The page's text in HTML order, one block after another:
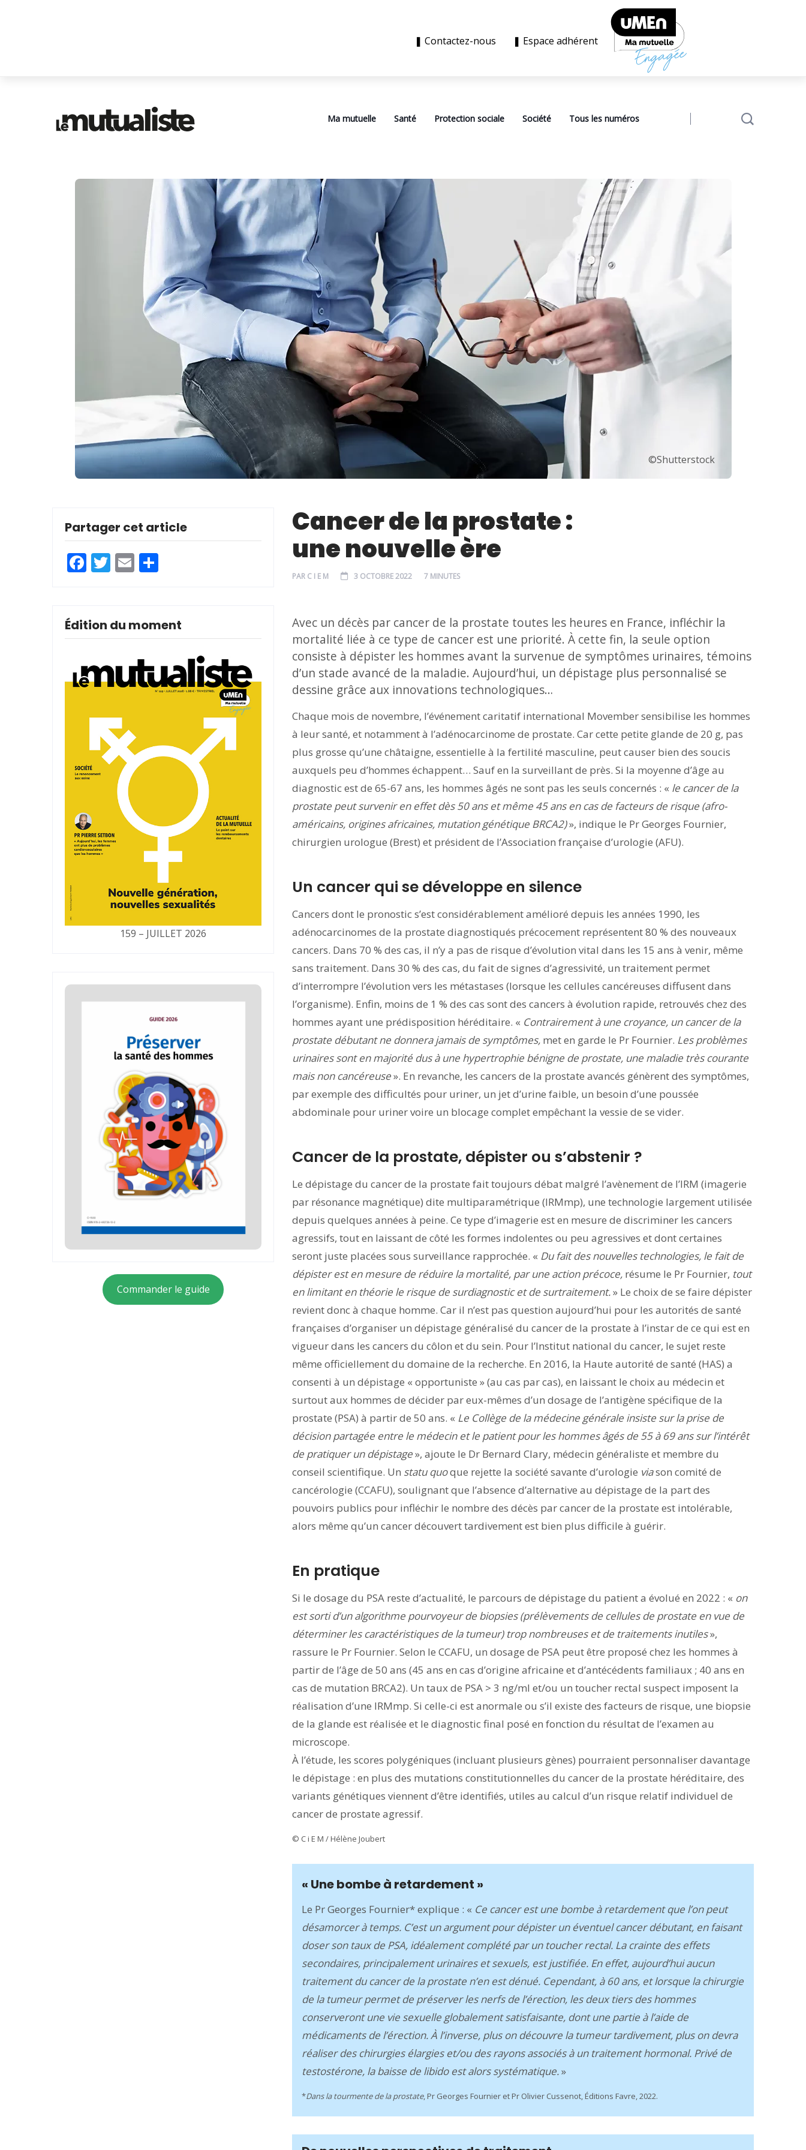
❚ Contactez-nous ❚ Espace adhérent
Ma mutuelle Santé Protection sociale Société Tous les numéros
©Shutterstock
Partager cet article
Facebook
Twitter
Email
Édition du moment
159 – JUILLET 2026
Commander le guide
Cancer de la prostate :
une nouvelle ère
PAR C I E M 3 OCTOBRE 2022 7 MINUTES
Avec un décès par cancer de la prostate toutes les heures en France, infléchir la
mortalité liée à ce type de cancer est une priorité. À cette fin, la seule option
consiste à dépister les hommes avant la survenue de symptômes urinaires, témoins
d’un stade avancé de la maladie. Aujourd’hui, un dépistage plus personnalisé se
dessine grâce aux innovations technologiques…
Chaque mois de novembre, l’événement caritatif international Movember sensibilise les hommes
à leur santé, et notamment à l’adénocarcinome de prostate. Car cette petite glande de 20 g, pas
plus grosse qu’une châtaigne, essentielle à la fertilité masculine, peut causer bien des soucis
auxquels peu d’hommes échappent… Sauf en la surveillant de près. Si la moyenne d’âge au
diagnostic est de 65-67 ans, les hommes âgés ne sont pas les seuls concernés : « le cancer de la
prostate peut survenir en effet dès 50 ans et même 45 ans en cas de facteurs de risque (afro-
américains, origines africaines, mutation génétique BRCA2)», indique le Pr Georges Fournier,
chirurgien urologue (Brest) et président de l’Association française d’urologie (AFU).
Un cancer qui se développe en silence
Cancers dont le pronostic s’est considérablement amélioré depuis les années 1990, les
adénocarcinomes de la prostate diagnostiqués précocement représentent 80 % des nouveaux
cancers. Dans 70 % des cas, il n’y a pas de risque d’évolution vital dans les 15 ans à venir, même
sans traitement. Dans 30 % des cas, du fait de signes d’agressivité, un traitement permet
d’interrompre l’évolution vers les métastases (lorsque les cellules cancéreuses diffusent dans
l’organisme). Enfin, moins de 1 % des cas sont des cancers à évolution rapide, retrouvés chez des
hommes ayant une prédisposition héréditaire. « Contrairement à une croyance, un cancer de la
prostate débutant ne donnera jamais de symptômes, met en garde le Pr Fournier. Les problèmes
urinaires sont en majorité dus à une hypertrophie bénigne de prostate, une maladie très courante
mais non cancéreuse». En revanche, les cancers de la prostate avancés génèrent des symptômes,
par exemple des difficultés pour uriner, un jet d’urine faible, un besoin d’une poussée
abdominale pour uriner voire un blocage complet empêchant la vessie de se vider.
Cancer de la prostate, dépister ou s’abstenir ?
Le dépistage du cancer de la prostate fait toujours débat malgré l’avènement de l’IRM (imagerie
par résonance magnétique) dite multiparamétrique (IRMmp), une technologie largement utilisée
depuis quelques années à peine. Ce type d’imagerie est en mesure de discriminer les cancers
agressifs, tout en laissant de côté les formes indolentes ou peu agressives et dont certaines
seront juste placées sous surveillance rapprochée. « Du fait des nouvelles technologies, le fait de
dépister est en mesure de réduire la mortalité, par une action précoce, résume le Pr Fournier, tout
en limitant en théorie le risque de surdiagnostic et de surtraitement.» Le choix de se faire dépister
revient donc à chaque homme. Car il n’est pas question aujourd’hui pour les autorités de santé
françaises d’organiser un dépistage généralisé du cancer de la prostate à l’instar de ce qui est en
vigueur dans les cancers du côlon et du sein. Pour l’Institut national du cancer, le sujet reste
même officiellement du domaine de la recherche. En 2016, la Haute autorité de santé (HAS) a
consenti à un dépistage « opportuniste » (au cas par cas), en laissant le choix au médecin et
surtout aux hommes de décider par eux-mêmes d’un dosage de l’antigène spécifique de la
prostate (PSA) à partir de 50 ans. « Le Collège de la médecine générale insiste sur la prise de
décision partagée entre le médecin et le patient pour les hommes âgés de 55 à 69 ans sur l’intérêt
de pratiquer un dépistage», ajoute le Dr Bernard Clary, médecin généraliste et membre du
conseil scientifique. Un statu quoque rejette la société savante d’urologie viason comité de
cancérologie (CCAFU), soulignant que l’absence d’alternative au dépistage de la part des
pouvoirs publics pour infléchir le nombre des décès par cancer de la prostate est intolérable,
alors même qu’un cancer découvert tardivement est bien plus difficile à guérir.
En pratique
Si le dosage du PSA reste d’actualité, le parcours de dépistage du patient a évolué en 2022 : « on
est sorti d’un algorithme pourvoyeur de biopsies (prélèvements de cellules de prostate en vue de
déterminer les caractéristiques de la tumeur) trop nombreuses et de traitements inutiles»,
rassure le Pr Fournier. Selon le CCAFU, un dosage de PSA peut être proposé chez les hommes à
partir de l’âge de 50 ans (45 ans en cas d’origine africaine et d’antécédents familiaux ; 40 ans en
cas de mutation BRCA2). Un taux de PSA > 3 ng/ml et/ou un toucher rectal suspect imposent la
réalisation d’une IRMmp. Si celle-ci est anormale ou s’il existe des facteurs de risque, une biopsie
de la glande est réalisée et le diagnostic final posé en fonction du résultat de l’examen au
microscope.
À l’étude, les scores polygéniques (incluant plusieurs gènes) pourraient personnaliser davantage
le dépistage : en plus des mutations constitutionnelles du cancer de la prostate héréditaire, des
variants génétiques viennent d’être identifiés, utiles au calcul d’un risque relatif individuel de
cancer de prostate agressif.
© C i E M / Hélène Joubert
« Une bombe à retardement »
Le Pr Georges Fournier* explique : « Ce cancer est une bombe à retardement que l’on peut
désamorcer à temps. C’est un argument pour dépister un éventuel cancer débutant, en faisant
doser son taux de PSA, idéalement complété par un toucher rectal. La crainte des effets
secondaires, principalement urinaires et sexuels, est justifiée. En effet, aujourd’hui aucun
traitement du cancer de la prostate n’en est dénué. Cependant, à 60 ans, et lorsque la chirurgie
de la tumeur permet de préserver les nerfs de l’érection, les deux tiers des hommes
conserveront une vie sexuelle globalement satisfaisante, dont une partie à l’aide de
médicaments de l’érection. À l’inverse, plus on découvre la tumeur tardivement, plus on devra
réaliser des chirurgies élargies et/ou des rayons associés à un traitement hormonal. Privé de
testostérone, la baisse de libido est alors systématique.»
*Dans la tourmente de la prostate, Pr Georges Fournier et Pr Olivier Cussenot, Éditions Favre, 2022.